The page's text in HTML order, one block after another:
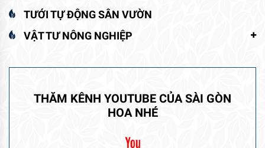
TƯỚI TỰ ĐỘNG SÂN VƯỜN
VẬT TƯ NÔNG NGHIỆP
THĂM KÊNH YOUTUBE CỦA SÀI GÒN
HOA NHÉ